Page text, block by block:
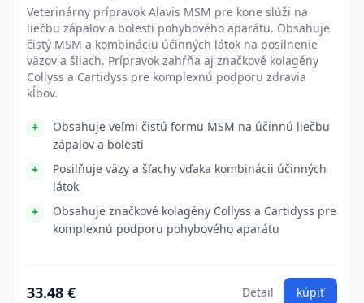
Veterinárny prípravok Alavis MSM pre kone slúži na
liečbu zápalov a bolesti pohybového aparátu. Obsahuje
čistý MSM a kombináciu účinných látok na posilnenie
väzov a šliach. Prípravok zahŕňa aj značkové kolagény
Collyss a Cartidyss pre komplexnú podporu zdravia
kĺbov.
Obsahuje veľmi čistú formu MSM na účinnú liečbu
zápalov a bolesti
Posilňuje väzy a šľachy vďaka kombinácii účinných
látok
Obsahuje značkové kolagény Collyss a Cartidyss pre
komplexnú podporu pohybového aparátu
33.48 € Detail kúpiť